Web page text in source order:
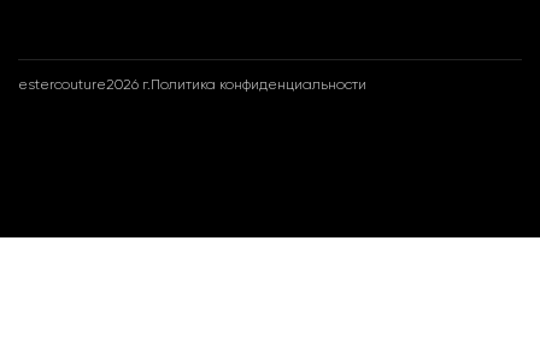
estercouture2026 г. Политика конфиденциальности